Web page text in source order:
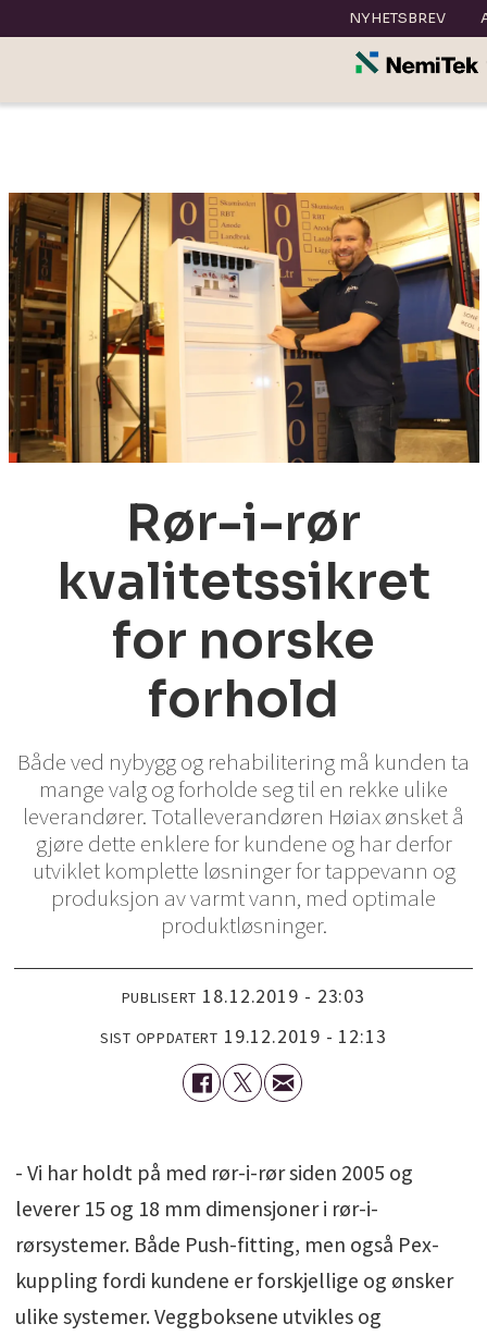
NYHETSBREV
Rør-i-rør
kvalitetssikret
for norske
forhold
Både ved nybygg og rehabilitering må kunden ta
mange valg og forholde seg til en rekke ulike
leverandører. Totalleverandøren Høiax ønsket å
gjøre dette enklere for kundene og har derfor
utviklet komplette løsninger for tappevann og
produksjon av varmt vann, med optimale
produktløsninger.
PUBLISERT 18.12.2019 - 23:03
SIST OPPDATERT 19.12.2019 - 12:13
- Vi har holdt på med rør-i-rør siden 2005 og
leverer 15 og 18 mm dimensjoner i rør-i-
rørsystemer. Både Push-fitting, men også Pex-
kuppling fordi kundene er forskjellige og ønsker
ulike systemer. Veggboksene utvikles og